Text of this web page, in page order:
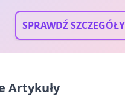
SPRAWDŹ SZCZEGÓŁY
Artykuły